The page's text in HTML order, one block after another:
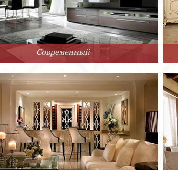
Современный